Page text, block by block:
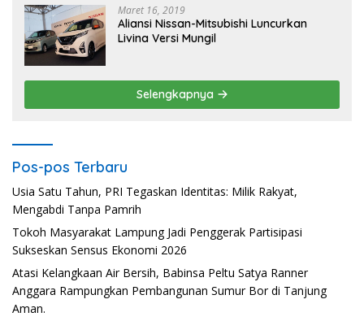
Maret 16, 2019
Aliansi Nissan-Mitsubishi Luncurkan
Livina Versi Mungil
Selengkapnya
Pos-pos Terbaru
Usia Satu Tahun, PRI Tegaskan Identitas: Milik Rakyat,
Mengabdi Tanpa Pamrih
Tokoh Masyarakat Lampung Jadi Penggerak Partisipasi
Sukseskan Sensus Ekonomi 2026
Atasi Kelangkaan Air Bersih, Babinsa Peltu Satya Ranner
Anggara Rampungkan Pembangunan Sumur Bor di Tanjung
Aman.